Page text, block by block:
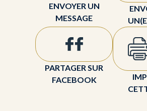
ENVOYER UN
MESSAGE
PARTAGER SUR
FACEBOOK